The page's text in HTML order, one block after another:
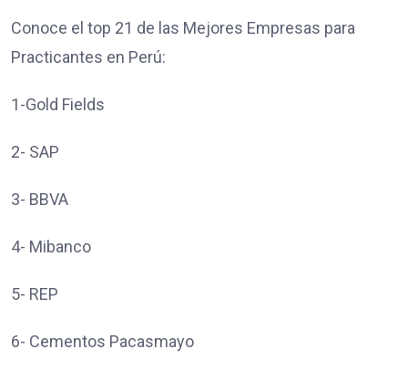
Conoce el top 21 de las Mejores Empresas para
Practicantes en Perú:
1-Gold Fields
2- SAP
3- BBVA
4- Mibanco
5- REP
6- Cementos Pacasmayo